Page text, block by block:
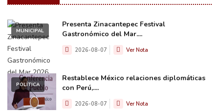
MUNICIPAL
Presenta Zinacantepec Festival
Gastronómico del Mar....
2026-08-07 Ver Nota
POLÍTICA
Restablece México relaciones diplomáticas
con Perú,....
2026-08-07 Ver Nota